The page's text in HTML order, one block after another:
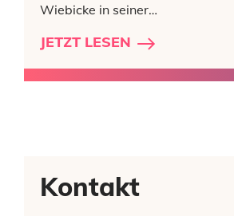
Wiebicke in seiner…
JETZT LESEN
Kontakt